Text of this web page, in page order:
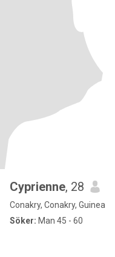
Cyprienne, 28
Conakry, Conakry, Guinea
Söker: Man 45 - 60